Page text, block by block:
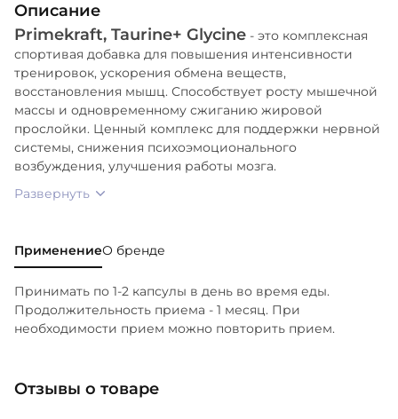
Описание
Primekraft, Taurine+ Glycine - это комплексная
спортивая добавка для повышения интенсивности
тренировок, ускорения обмена веществ,
восстановления мышц. Способствует росту мышечной
массы и одновременному сжиганию жировой
прослойки. Ценный комплекс для поддержки нервной
системы, снижения психоэмоционального
возбуждения, улучшения работы мозга.
Развернуть
ПрименениеО бренде
Принимать по 1-2 капсулы в день во время еды.
Продолжительность приема - 1 месяц. При
необходимости прием можно повторить прием.
Отзывы о товаре